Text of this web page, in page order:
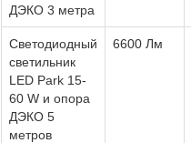
ДЭКО 3 метра
Светодиодный
светильник
LED Park 15-
60 W и опора
ДЭКО 5
метров
6600 Лм